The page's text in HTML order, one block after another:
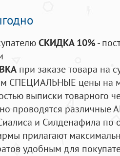
СКИДКА 10%-
при заказе товара на
СПЕЦИАЛЬНЫЕ цены на
выписки товарного
проводятся
и Силденафила по
прилагают
удобным для